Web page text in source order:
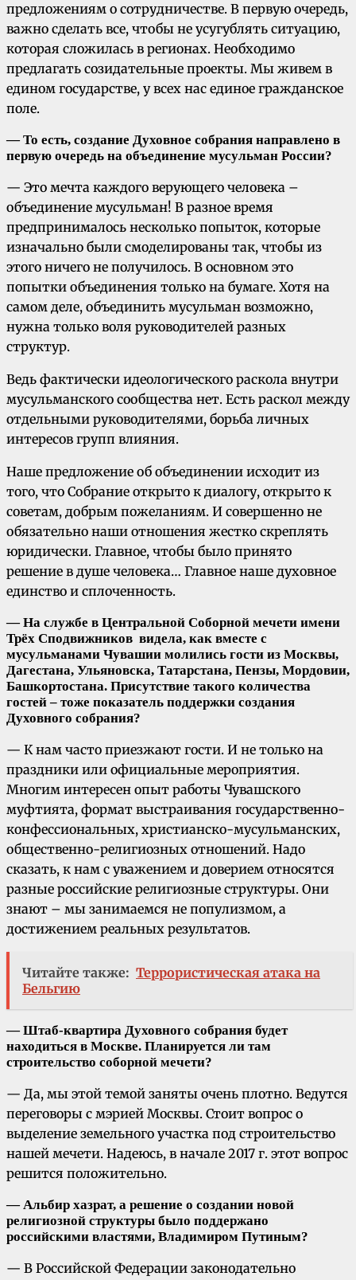
предложениям о сотрудничестве. В первую очередь,
важно сделать все, чтобы не усугублять ситуацию,
которая сложилась в регионах. Необходимо
предлагать созидательные проекты. Мы живем в
едином государстве, у всех нас единое гражданское
поле.
— То есть, создание Духовное собрания направлено в
первую очередь на объединение мусульман России?
— Это мечта каждого верующего человека –
объединение мусульман! В разное время
предпринималось несколько попыток, которые
изначально были смоделированы так, чтобы из
этого ничего не получилось. В основном это
попытки объединения только на бумаге. Хотя на
самом деле, объединить мусульман возможно,
нужна только воля руководителей разных
структур.
Ведь фактически идеологического раскола внутри
мусульманского сообщества нет. Есть раскол между
отдельными руководителями, борьба личных
интересов групп влияния.
Наше предложение об объединении исходит из
того, что Собрание открыто к диалогу, открыто к
советам, добрым пожеланиям. И совершенно не
обязательно наши отношения жестко скреплять
юридически. Главное, чтобы было принято
решение в душе человека… Главное наше духовное
единство и сплоченность.
— На службе в Центральной Соборной мечети имени
Трёх Сподвижников видела, как вместе с
мусульманами Чувашии молились гости из Москвы,
Дагестана, Ульяновска, Татарстана, Пензы, Мордовии,
Башкортостана. Присутствие такого количества
гостей – тоже показатель поддержки создания
Духовного собрания?
— К нам часто приезжают гости. И не только на
праздники или официальные мероприятия.
Многим интересен опыт работы Чувашского
муфтията, формат выстраивания государственно-
конфессиональных, христианско-мусульманских,
общественно-религиозных отношений. Надо
сказать, к нам с уважением и доверием относятся
разные российские религиозные структуры. Они
знают – мы занимаемся не популизмом, а
достижением реальных результатов.
Читайте также: Террористическая атака на
Бельгию
— Штаб-квартира Духовного собрания будет
находиться в Москве. Планируется ли там
строительство соборной мечети?
— Да, мы этой темой заняты очень плотно. Ведутся
переговоры с мэрией Москвы. Стоит вопрос о
выделение земельного участка под строительство
нашей мечети. Надеюсь, в начале 2017 г. этот вопрос
решится положительно.
— Альбир хазрат, а решение о создании новой
религиозной структуры было поддержано
российскими властями, Владимиром Путиным?
— В Российской Федерации законодательно